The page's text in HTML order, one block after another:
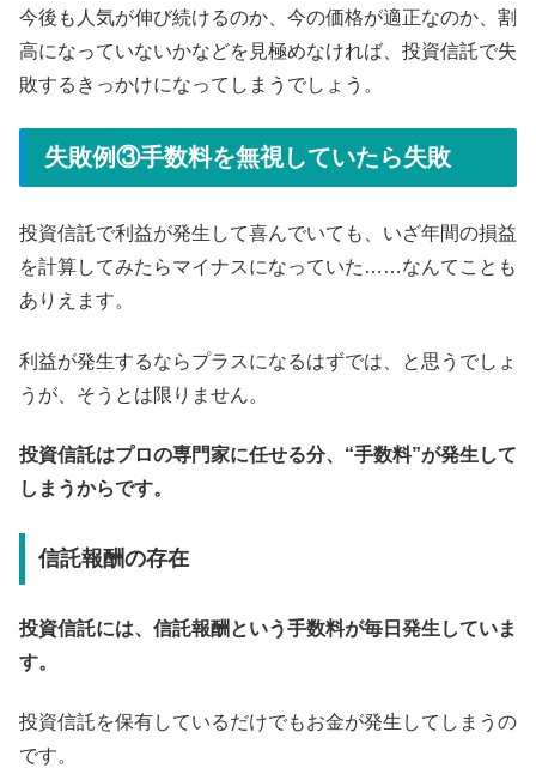
今後も人気が伸び続けるのか、今の価格が適正なのか、割
高になっていないかなどを見極めなければ、投資信託で失
敗するきっかけになってしまうでしょう。
失敗例③手数料を無視していたら失敗
投資信託で利益が発生して喜んでいても、いざ年間の損益
を計算してみたらマイナスになっていた……なんてことも
ありえます。
利益が発生するならプラスになるはずでは、と思うでしょ
うが、そうとは限りません。
投資信託はプロの専門家に任せる分、“手数料”が発生して
しまうからです。
信託報酬の存在
投資信託には、信託報酬という手数料が毎日発生していま
す。
投資信託を保有しているだけでもお金が発生してしまうの
です。